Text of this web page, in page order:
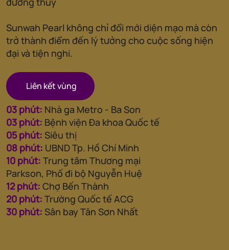
Sunwah Pearl không chỉ đổi mới diện mạo mà còn
trở thành điểm đến lý tưởng cho cuộc sống hiện
đại và tiện nghi.
Liên kết vùng
03 phút: Nhà ga Metro - Ba Son
03 phút: Bệnh viện Đa khoa Quốc tế
05 phút: Siêu thị
08 phút: UBND Tp. Hồ Chí Minh
10 phút: Trung tâm Thương mại
Parkson, Phố đi bộ Nguyễn Huệ
12 phút: Chợ Bến Thành
20 phút: Trường Quốc tế ACG
30 phút: Sân bay Tân Sơn Nhất